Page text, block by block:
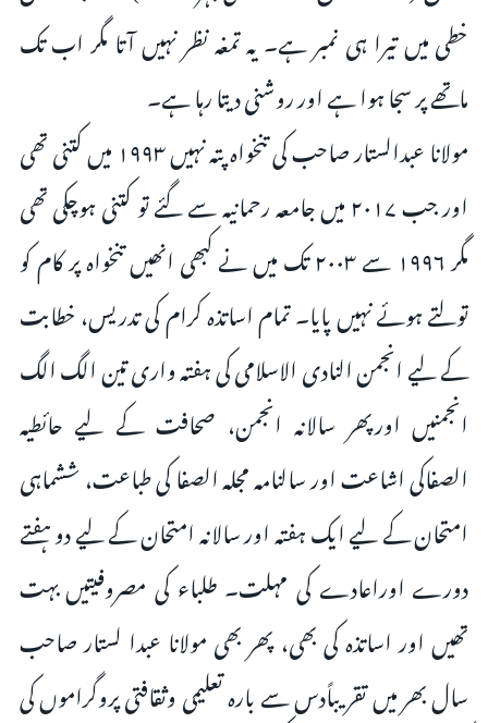
خطی میں تیرا ہی نمبر ہے۔ یہ تمغہ نظر نہیں آتا مگر اب تک
ماتھے پر سجا ہوا ہے اور روشنی دیتا رہا ہے۔
مولانا عبدالستار صاحب کی تنخواہ پتہ نہیں ۱۹۹۳ میں کتنی تھی
اور جب ۲۰۱۷ میں جامعہ رحمانیہ سے گئے تو کتنی ہوچکی تھی
مگر ۱۹۹۶ سے ۲۰۰۳ تک میں نے کبھی انھیں تنخواہ پر کام کو
تولتے ہوئے نہیں پایا۔ تمام اساتذہ کرام کی تدریس، خطابت
کے لیے انجمن النادی الاسلامی کی ہفتہ واری تین الگ الگ
انجمنیں اورپھر سالانہ انجمن، صحافت کے لیے حائطیہ
الصفاکی اشاعت اور سالنامہ مجلہ الصفا کی طباعت، ششماہی
امتحان کے لیے ایک ہفتہ اور سالانہ امتحان کے لیے دو ہفتے
دورے اوراعادے کی مہلت۔ طلباء کی مصروفیتیں بہت
تھیں اور اساتذہ کی بھی، پھر بھی مولانا عبدا لستار صاحب
سال بھر میں تقریباًدس سے بارہ تعلیمی وثقافتی پروگراموں کی